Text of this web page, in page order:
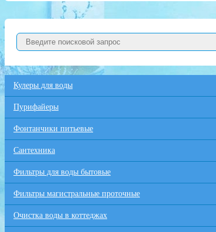
Кулеры для воды
Пурифайеры
Фонтанчики питьевые
Сантехника
Фильтры для воды бытовые
Фильтры магистральные проточные
Очистка воды в коттеджах